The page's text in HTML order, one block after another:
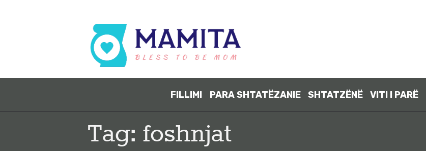
FILLIMI PARA SHTATËZANIE SHTATZËNË VITI I PARË
Tag: foshnjat
SHTATËZANI
E